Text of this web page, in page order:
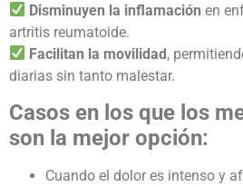
Disminuyen la inflamación en
artritis reumatoide.
Facilitan la movilidad,
diarias sin tanto malestar.
Casos en los que los
son la mejor opción:
Cuando el dolor es intenso y